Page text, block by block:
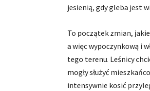
jesienią, gdy gleba jest
To początek zmian,
a więc wypoczynkową i
tego terenu. Leśnicy
mogły służyć
intensywnie kosić